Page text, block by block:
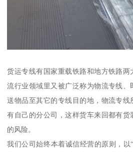
货运专线有国家重载铁路和地方铁路
流行业领域里又被广泛称为物流专线
送物品至其它的专线目的地，物流专
有自己的分公司，这样货车来回都有
的风险。
我们公司始终本着诚信经营的原则，以